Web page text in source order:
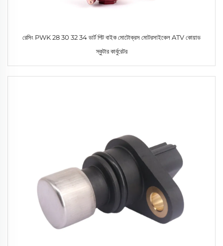
রেসিং PWK 28 30 32 34 ডার্ট পিট বাইক মোটোক্রস মোটরসাইকেল ATV কোয়াড
স্কুটার কার্বুরেটর